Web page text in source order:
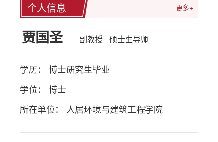
个人信息 更多+
贾国圣 副教授 硕士生导师
学历： 博士研究生毕业
学位： 博士
所在单位： 人居环境与建筑工程学院